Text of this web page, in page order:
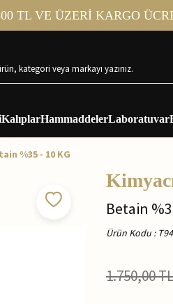
TL VE ÜZERİ KARGO
KalıplarHammaddelerLaboratuvar
%35 - 10 KG
Betain
Ürün Kodu :
1.750,00